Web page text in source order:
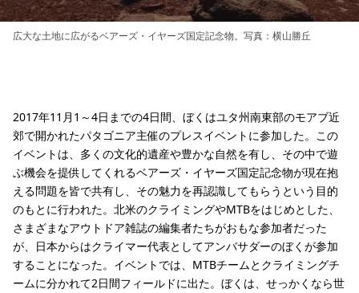
広大な土地に広がるベアーズ・イヤーズ国定記念物。写真：横山勝丘
2017年11月1～4日までの4日間、ぼくはユタ州南東部のモアブ近
郊で開かれたパタゴニア主催のプレスイベントに参加した。この
イベントは、多くの文化的遺産や豊かな自然を有し、その中で遊
ぶ機会を提供してくれるベアーズ・イヤーズ国定記念物が現在抱
える問題を皆で共有し、その魅力を再認識してもらうという目的
のもとに行われた。北米のクライミングやMTBをはじめとした、
さまざまなアウトドア雑誌の編集者たちがおもな参加者だった
が、日本からはクライマー代表としてアンバサダーのぼくが参加
することになった。イベントでは、MTBチームとクライミングチ
ームに分かれて2日間フィールドに出た。ぼくは、せっかくなら世